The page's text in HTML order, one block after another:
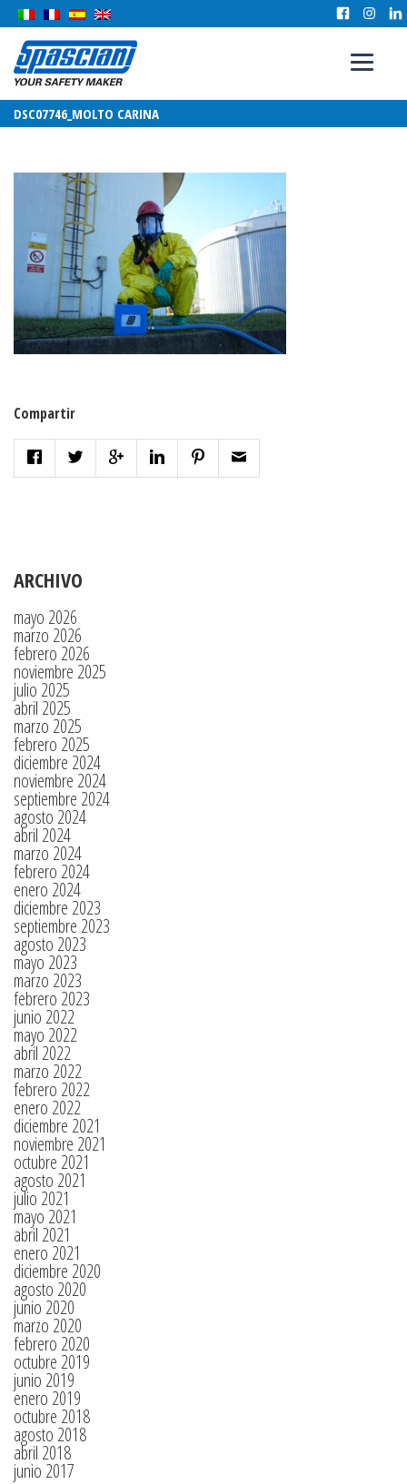
DSC07746_MOLTO CARINA
Compartir
ARCHIVO
mayo 2026
marzo 2026
febrero 2026
noviembre 2025
julio 2025
abril 2025
marzo 2025
febrero 2025
diciembre 2024
noviembre 2024
septiembre 2024
agosto 2024
abril 2024
marzo 2024
febrero 2024
enero 2024
diciembre 2023
septiembre 2023
agosto 2023
mayo 2023
marzo 2023
febrero 2023
junio 2022
mayo 2022
abril 2022
marzo 2022
febrero 2022
enero 2022
diciembre 2021
noviembre 2021
octubre 2021
agosto 2021
julio 2021
mayo 2021
abril 2021
enero 2021
diciembre 2020
agosto 2020
junio 2020
marzo 2020
febrero 2020
octubre 2019
junio 2019
enero 2019
octubre 2018
agosto 2018
abril 2018
junio 2017